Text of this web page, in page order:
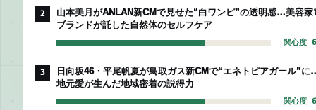
2
山本美月がANLAN新CMで見せた“白ワンピ”の透明感…美容家
ブランドが託した自然体のセルフケア
関心度
3
日向坂46・平尾帆夏が鳥取ガス新CMで“エネトピアガール”に
地元愛が生んだ地域密着の説得力
関心度